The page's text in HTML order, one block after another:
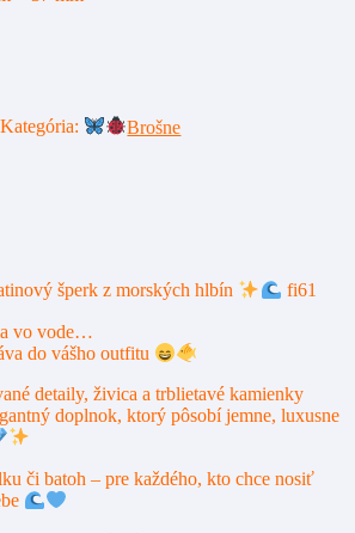
Kategória:
Brošne
šperk z morských hlbín
fi61
vo vode…
do vášho outfitu
detaily, živica a trblietavé kamienky
doplnok, ktorý pôsobí jemne, luxusne
či batoh – pre každého, kto chce nosiť